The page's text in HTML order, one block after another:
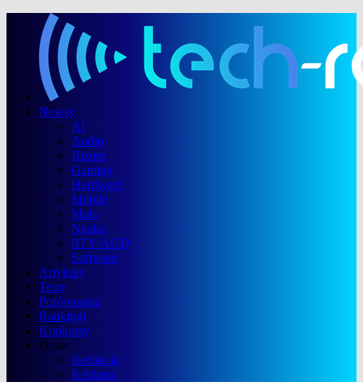
Newsy
AI
Audio
Biznes
Gaming
Hardware
Mobile
Moto
Nauka
RTV/AGD
Software
Artykuły
Testy
Porównania
Rankingi
Konkursy
O nas
Redakcja
Reklama